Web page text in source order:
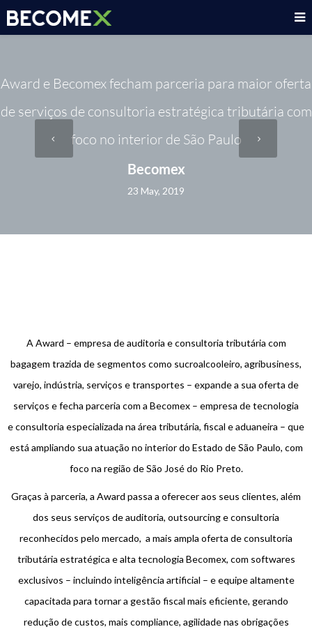
Award e Becomex fecham parceria para maior oferta
de serviços de consultoria estratégica tributária com
foco no interior de São Paulo
Becomex
23 May, 2019
A Award – empresa de auditoria e consultoria tributária com
bagagem trazida de segmentos como sucroalcooleiro, agribusiness,
varejo, indústria, serviços e transportes – expande a sua oferta de
serviços e fecha parceria com a Becomex – empresa de tecnologia
e consultoria especializada na área tributária, fiscal e aduaneira – que
está ampliando sua atuação no interior do Estado de São Paulo, com
foco na região de São José do Rio Preto.
Graças à parceria, a Award passa a oferecer aos seus clientes, além
dos seus serviços de auditoria, outsourcing e consultoria
reconhecidos pelo mercado, a mais ampla oferta de consultoria
tributária estratégica e alta tecnologia Becomex, com softwares
exclusivos – incluindo inteligência artificial – e equipe altamente
capacitada para tornar a gestão fiscal mais eficiente, gerando
redução de custos, mais compliance, agilidade nas obrigações